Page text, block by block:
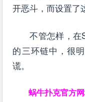
开恶斗，而设置了
不管怎样，在
的三环链中，很
谎。
蜗牛扑克官方